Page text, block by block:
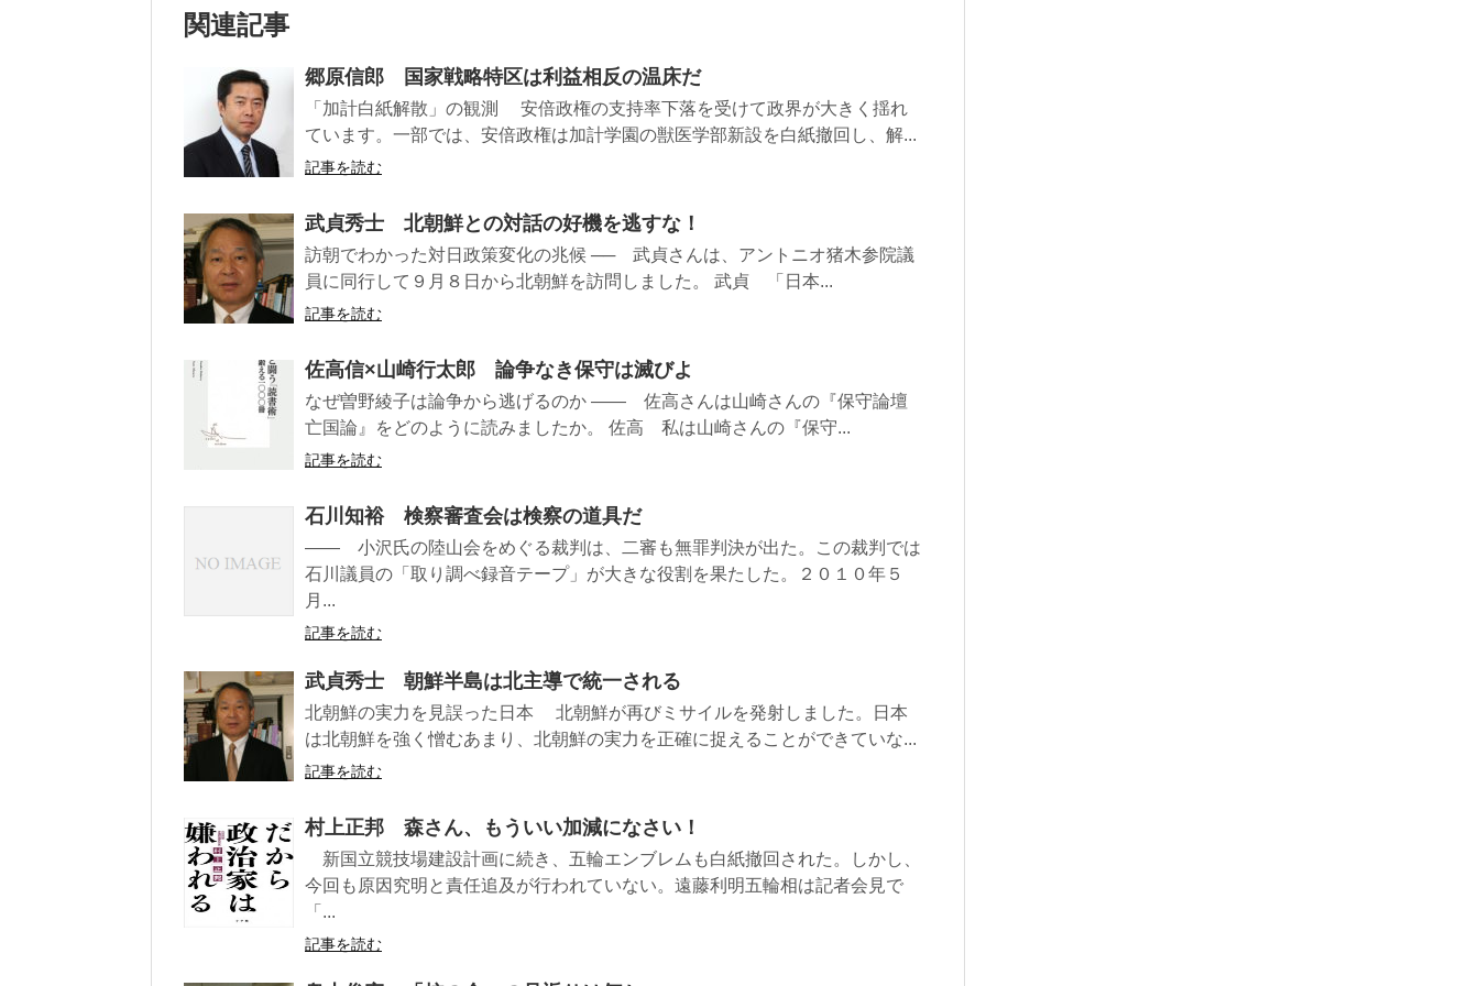
関連記事
郷原信郎 国家戦略特区は利益相反の温床だ
「加計白紙解散」の観測 安倍政権の支持率下落を受けて政界が大きく揺れ
ています。一部では、安倍政権は加計学園の獣医学部新設を白紙撤回し、解...
記事を読む
武貞秀士 北朝鮮との対話の好機を逃すな！
訪朝でわかった対日政策変化の兆候 ── 武貞さんは、アントニオ猪木参院議
員に同行して９月８日から北朝鮮を訪問しました。 武貞 「日本...
記事を読む
佐高信×山崎行太郎 論争なき保守は滅びよ
なぜ曽野綾子は論争から逃げるのか ―― 佐高さんは山崎さんの『保守論壇
亡国論』をどのように読みましたか。 佐高 私は山崎さんの『保守...
記事を読む
石川知裕 検察審査会は検察の道具だ
―― 小沢氏の陸山会をめぐる裁判は、二審も無罪判決が出た。この裁判では
石川議員の「取り調べ録音テープ」が大きな役割を果たした。２０１０年５
月...
記事を読む
武貞秀士 朝鮮半島は北主導で統一される
北朝鮮の実力を見誤った日本 北朝鮮が再びミサイルを発射しました。日本
は北朝鮮を強く憎むあまり、北朝鮮の実力を正確に捉えることができていな...
記事を読む
村上正邦 森さん、もういい加減になさい！
新国立競技場建設計画に続き、五輪エンブレムも白紙撤回された。しかし、
今回も原因究明と責任追及が行われていない。遠藤利明五輪相は記者会見で
「...
記事を読む